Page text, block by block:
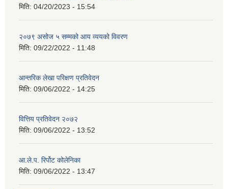
मिति: 04/20/2023 - 15:54
२०७९ असोज ५ सम्मको आय व्ययको विवरण
मिति: 09/22/2022 - 11:48
आन्तरिक लेखा परिक्षण प्रतिवेदन
मिति: 09/06/2022 - 14:25
वित्तिय प्रतिवेदन २०७२
मिति: 09/06/2022 - 13:52
आ.ले.प. रिर्पोट कोलेनिका
मिति: 09/06/2022 - 13:47